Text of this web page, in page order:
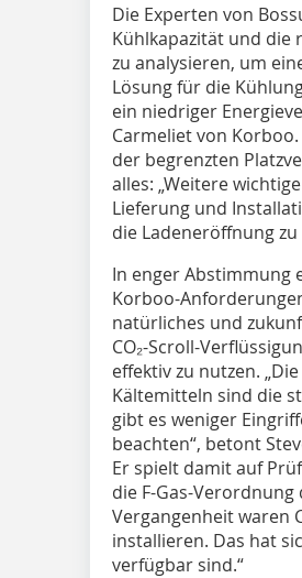
Die Experten von
Kühlkapazität und die
zu analysieren, um
Lösung für die
ein niedriger
Carmeliet von
der begrenzten
alles: „Weitere
Lieferung und
die Ladeneröffnung
In enger Abstimmung
Korboo-
natürliches und
CO₂-Scroll-
effektiv zu nutzen.
Kältemitteln sind die
gibt es weniger
beachten“, betont
Er spielt damit auf
die F-Gas-
Vergangenheit waren
installieren. Das hat
verfügbar sind.“